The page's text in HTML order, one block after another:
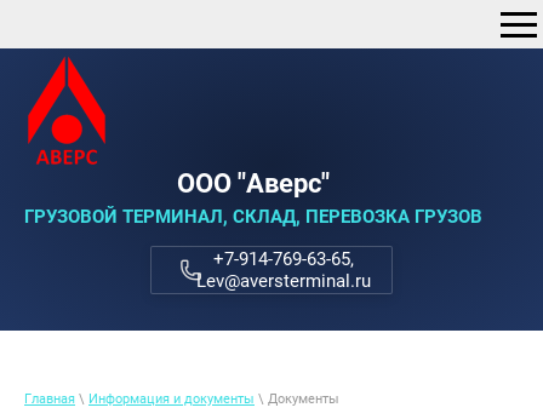
ООО "Аверс"
ГРУЗОВОЙ ТЕРМИНАЛ, СКЛАД, ПЕРЕВОЗКА ГРУЗОВ
+7-914-769-63-65,
Lev@aversterminal.ru
Главная \ Информация и документы \ Документы